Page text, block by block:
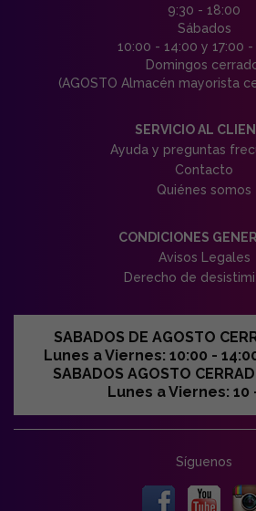
9:30 - 18:00
Sábados
10:00 - 14:00 y 17:00
Domingos
(AGOSTO Almacén mayorista
SERVICIO AL
Ayuda y preguntas
Contacto
Quiénes somos
CONDICIONES
Avisos Legales
Derecho de
SABADOS DE AGOSTO
Lunes a Viernes: 10:00 -
SABADOS AGOSTO
Lunes a Viernes: 10
Síguenos